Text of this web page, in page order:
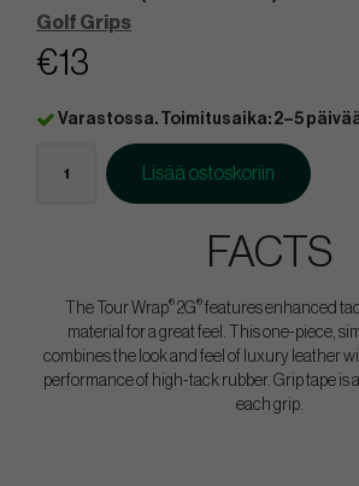
Golf Grips
€13
Varastossa. Toimitusaika: 2–5
Lisää ostoskoriin
FACTS
The Tour Wrap®2G®features enhanced
material for a great feel. This one-piece,
combines the look and feel of luxury leather
performance of high-tack rubber. Grip tape is
each grip.